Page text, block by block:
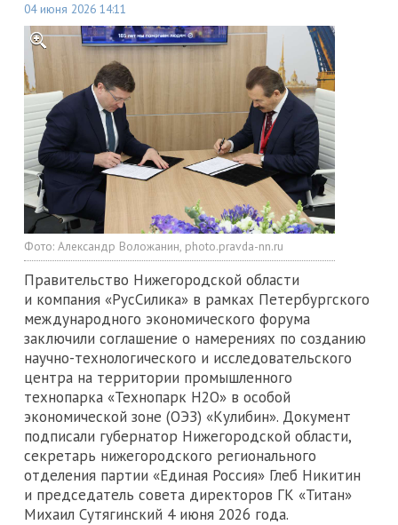
04 июня 2026 14:11
Фото: Александр Воложанин, photo.pravda-nn.ru
Правительство Нижегородской области
и компания «РусСилика» в рамках Петербургского
международного экономического форума
заключили соглашение о намерениях по созданию
научно-технологического и исследовательского
центра на территории промышленного
технопарка «Технопарк Н2О» в особой
экономической зоне (ОЭЗ) «Кулибин». Документ
подписали губернатор Нижегородской области,
секретарь нижегородского регионального
отделения партии «Единая Россия» Глеб Никитин
и председатель совета директоров ГК «Титан»
Михаил Сутягинский 4 июня 2026 года.